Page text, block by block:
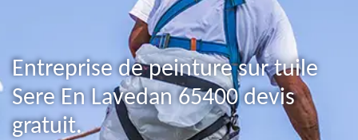
Entreprise de peinture sur tuile
Sere En Lavedan 65400 devis
gratuit.